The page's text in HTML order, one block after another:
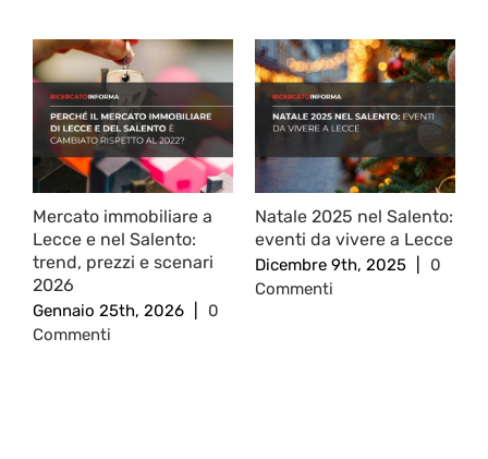
Mercato immobiliare a
Lecce e nel Salento:
trend, prezzi e scenari
2026
Gennaio 25th, 2026
0
Commenti
Natale 2025 nel Salento:
eventi da vivere a Lecce
Dicembre 9th, 2025
0
Commenti